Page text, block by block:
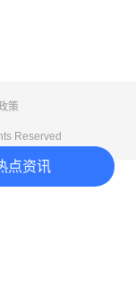
点资讯
策
Reserved